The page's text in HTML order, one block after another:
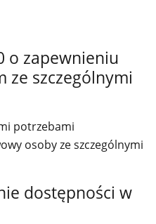
o zapewnieniu
ze szczególnymi
potrzebami
osoby ze szczególnymi
dostępności w